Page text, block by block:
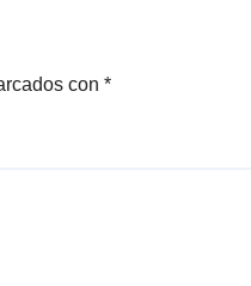
con *